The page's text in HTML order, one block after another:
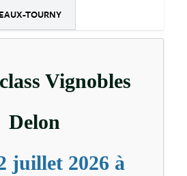
TOURNY
Vignobles
Delon
juillet 2026 à